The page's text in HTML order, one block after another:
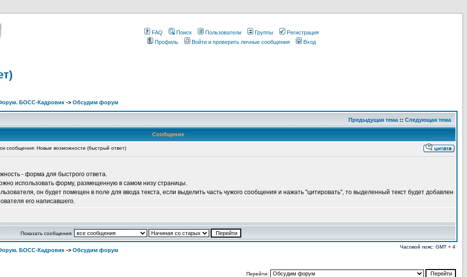
FAQ Поиск Пользователи Группы
Регистрация
Профиль
Войти и проверить личные сообщения Вход
БОСС-Кадровик -> Обсудим форум
Предыдущая тема :: Следующая тема
Сообщение
сообщения: Новые возможности (быстрый ответ)
- форма для быстрого ответа.
использовать форму, размещенную в самом низу страницы.
он будет помещен в поле для ввода текста, если выделить часть чужого сообщения и нажать "цитировать", то выделенный текст будет добавлен
его написавшего.
Показать сообщения:
БОСС-Кадровик -> Обсудим форум
Часовой пояс: GMT + 4
Перейти: